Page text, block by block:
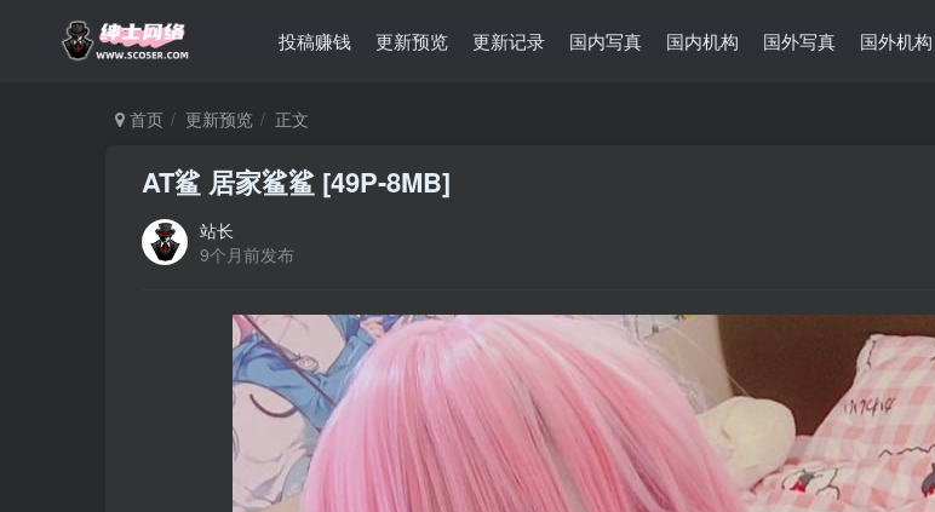
投稿赚钱 更新预览 更新记录 国内写真 国内机构 国外写真 国外机构
首页 更新预览 正文
AT鲨 居家鲨鲨 [49P-8MB]
站长
9个月前发布